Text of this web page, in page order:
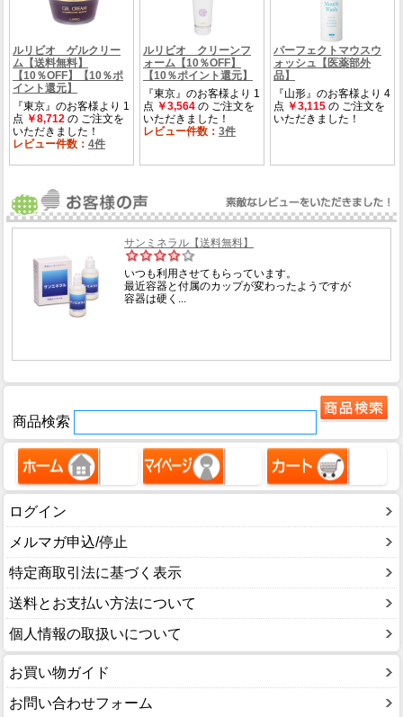
商品検索
ログイン
メルマガ申込/停止
特定商取引法に基づく表示
送料とお支払い方法について
個人情報の取扱いについて
お買い物ガイド
お問い合わせフォーム